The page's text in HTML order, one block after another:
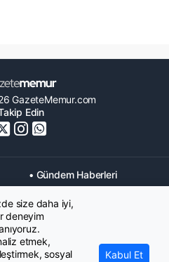
GazeteMemur.com
Edin
• Gündem Haberleri
• KPSS Haberleri
• Eğitim Haberleri
• Maaş Verileri Haberleri
size daha iyi,
deneyim
etmek,
sosyal
Kabul Et